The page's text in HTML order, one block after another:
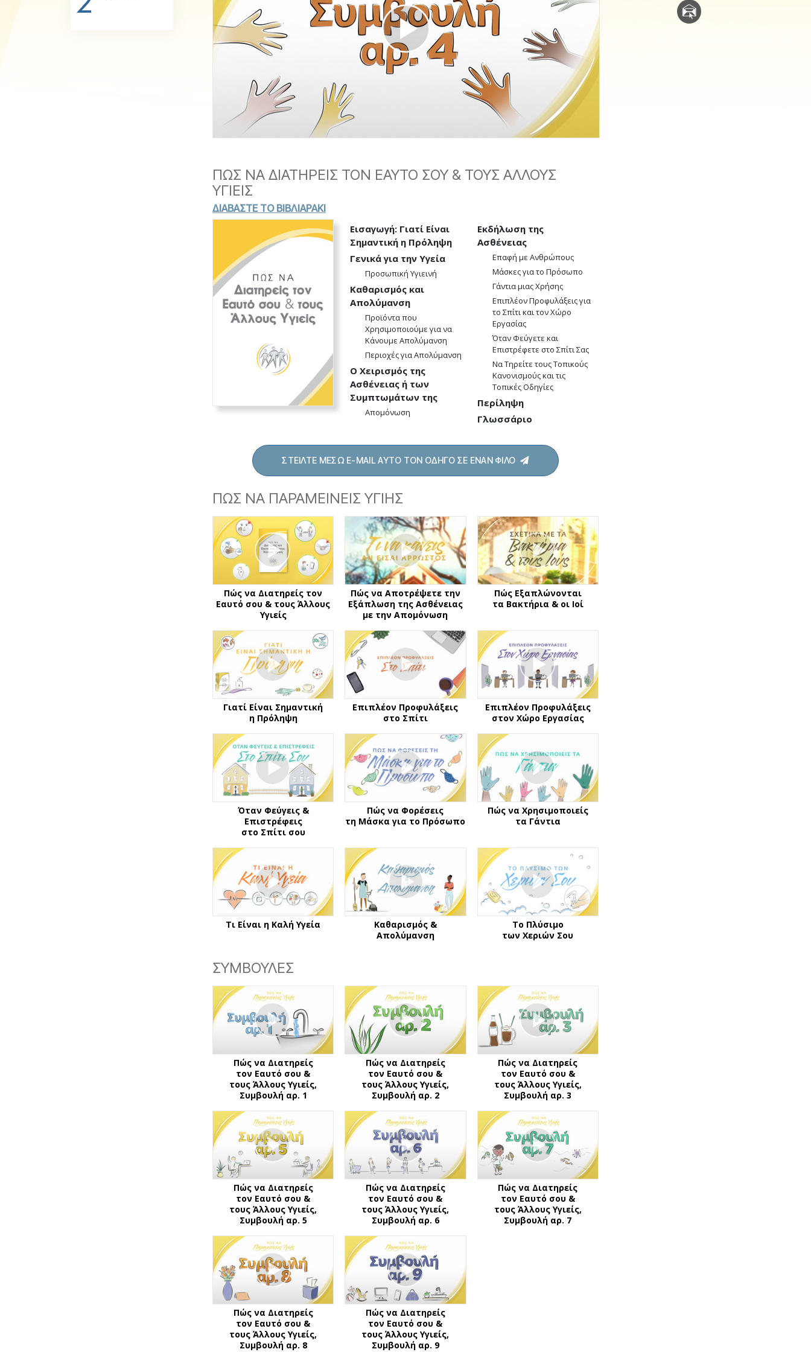
Αγάπη και Μίσος –
Tι είναι η Μεγαλοσύνη;
Σαηεντολογίας
Το Πρόβλημα και η Λύση του
Play
Video
ΠΩΣ ΝΑ ΔΙΑΤΗΡΕΙΣ ΤΟΝ ΕΑΥΤΟ ΣΟΥ & ΤΟΥΣ ΑΛΛΟΥΣ
ΥΓΙΕΙΣ
ΔΙΑΒΑΣΤΕ ΤΟ ΒΙΒΛΙΑΡΑΚΙ
Εισαγωγή: Γιατί Είναι
Σημαντική η Πρόληψη
Γενικά για την Υγεία
Προσωπική Υγιεινή
Καθαρισμός και
Απολύμανση
Προϊόντα που
Χρησιμοποιούμε για να
Κάνουμε Απολύμανση
Περιοχές για Απολύμανση
Ο Χειρισμός της
Ασθένειας ή των
Συμπτωμάτων της
Απομόνωση
Εκδήλωση της
Ασθένειας
Επαφή με Ανθρώπους
Μάσκες για το Πρόσωπο
Γάντια μιας Χρήσης
Επιπλέον Προφυλάξεις για
το Σπίτι και τον Χώρο
Εργασίας
Όταν Φεύγετε και
Επιστρέφετε στο Σπίτι Σας
Να Τηρείτε τους Τοπικούς
Κανονισμούς και τις
Τοπικές Οδηγίες
Περίληψη
Γλωσσάριο
ΣΤΕΙΛΤΕ ΜΕΣΩ E-MAIL ΑΥΤΟ ΤΟΝ ΟΔΗΓΟ ΣΕ ΕΝΑΝ ΦΙΛΟ
ΠΩΣ ΝΑ ΠΑΡΑΜΕΙΝΕΙΣ ΥΓΙΗΣ
Πώς να Διατηρείς τον
Εαυτό σου & τους Άλλους
Υγιείς
Πώς να Αποτρέψετε την
Εξάπλωση της Ασθένειας
με την Απομόνωση
Πώς Εξαπλώνονται
τα Βακτήρια & οι Ιοί
Γιατί Είναι Σημαντική
η Πρόληψη
Επιπλέον Προφυλάξεις
στο Σπίτι
Επιπλέον Προφυλάξεις
στον Χώρο Εργασίας
Όταν Φεύγεις &
Επιστρέφεις
στο Σπίτι σου
Πώς να Φορέσεις
τη Μάσκα για το Πρόσωπο
Πώς να Χρησιμοποιείς
τα Γάντια
Τι Είναι η Καλή Υγεία
Καθαρισμός &
Απολύμανση
Το Πλύσιμο
των Χεριών Σου
ΣΥΜΒΟΥΛΕΣ
Πώς να Διατηρείς
τον Εαυτό σου &
τους Άλλους Υγιείς,
Συμβουλή αρ. 1
Πώς να Διατηρείς
τον Εαυτό σου &
τους Άλλους Υγιείς,
Συμβουλή αρ. 2
Πώς να Διατηρείς
τον Εαυτό σου &
τους Άλλους Υγιείς,
Συμβουλή αρ. 3
Πώς να Διατηρείς
τον Εαυτό σου &
τους Άλλους Υγιείς,
Συμβουλή αρ. 5
Πώς να Διατηρείς
τον Εαυτό σου &
τους Άλλους Υγιείς,
Συμβουλή αρ. 6
Πώς να Διατηρείς
τον Εαυτό σου &
τους Άλλους Υγιείς,
Συμβουλή αρ. 7
Πώς να Διατηρείς
τον Εαυτό σου &
τους Άλλους Υγιείς,
Συμβουλή αρ. 8
Πώς να Διατηρείς
τον Εαυτό σου &
τους Άλλους Υγιείς,
Συμβουλή αρ. 9